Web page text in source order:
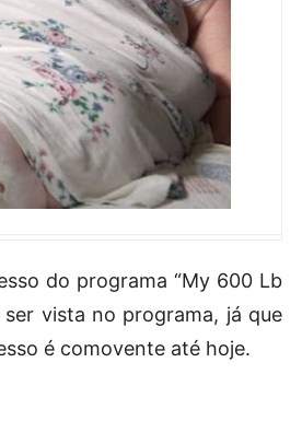
do programa “My 600 Lb
ser vista no programa, já que
é comovente até hoje.